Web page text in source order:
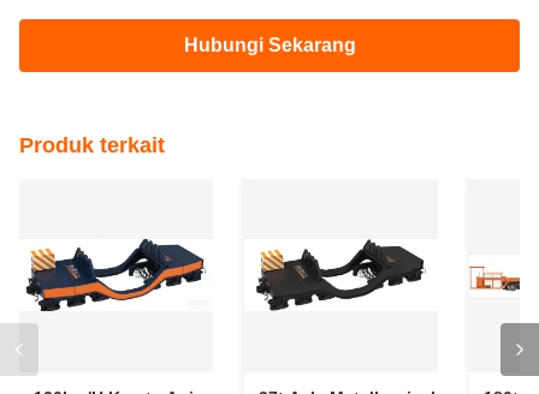
Hubungi Sekarang
Produk terkait